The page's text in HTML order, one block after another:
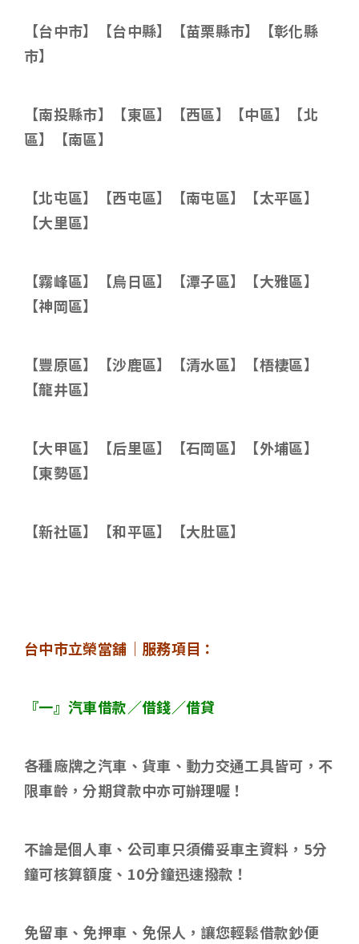
【台中市】【台中縣】【苗栗縣市】【彰化縣
市】
【南投縣市】【東區】【西區】【中區】【北
區】【南區】
【北屯區】【西屯區】【南屯區】【太平區】
【大里區】
【霧峰區】【烏日區】【潭子區】【大雅區】
【神岡區】
【豐原區】【沙鹿區】【清水區】【梧棲區】
【龍井區】
【大甲區】【后里區】【石岡區】【外埔區】
【東勢區】
【新社區】【和平區】【大肚區】
台中市立榮當舖｜服務項目：
『一』汽車借款／借錢／借貸
各種廠牌之汽車、貨車、動力交通工具皆可，不
限車齡，分期貸款中亦可辦理喔！
不論是個人車、公司車只須備妥車主資料， 5分
鐘可核算額度、 10分鐘迅速撥款！
免留車、免押車、免保人，讓您輕鬆借款鈔便